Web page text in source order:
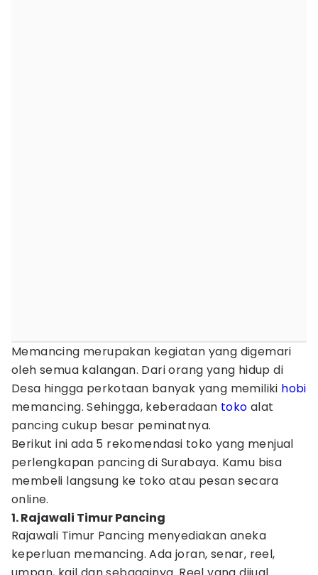
Memancing merupakan kegiatan yang digemari
oleh semua kalangan. Dari orang yang hidup di
Desa hingga perkotaan banyak yang memiliki hobi
memancing. Sehingga, keberadaan toko alat
pancing cukup besar peminatnya.
Berikut ini ada 5 rekomendasi toko yang menjual
perlengkapan pancing di Surabaya. Kamu bisa
membeli langsung ke toko atau pesan secara
online.
1. Rajawali Timur Pancing
Rajawali Timur Pancing menyediakan aneka
keperluan memancing. Ada joran, senar, reel,